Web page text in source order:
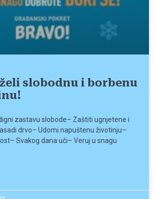
želi slobodnu i borbenu
zastavu slobode– Zaštiti ugnjetene i
drvo– Udomi napuštenu životinju–
Svakog dana uči– Veruj u snagu